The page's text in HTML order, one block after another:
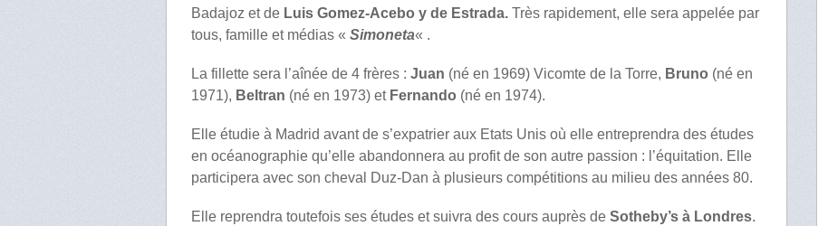
Badajoz et de Luis Gomez-Acebo y de Estrada. Très rapidement, elle sera appelée par
tous, famille et médias «Simoneta« .
La fillette sera l’aînée de 4 frères :Juan (né en 1969) Vicomte de la Torre, Bruno (né en
1971), Beltran (né en 1973) et Fernando (né en 1974).
Elle étudie à Madrid avant de s’expatrier aux Etats Unis où elle entreprendra des études
en océanographie qu’elle abandonnera au profit de son autre passion : l’équitation. Elle
participera avec son cheval Duz-Dan à plusieurs compétitions au milieu des années 80.
Elle reprendra toutefois ses études et suivra des cours auprès deSotheby’s à Londres.